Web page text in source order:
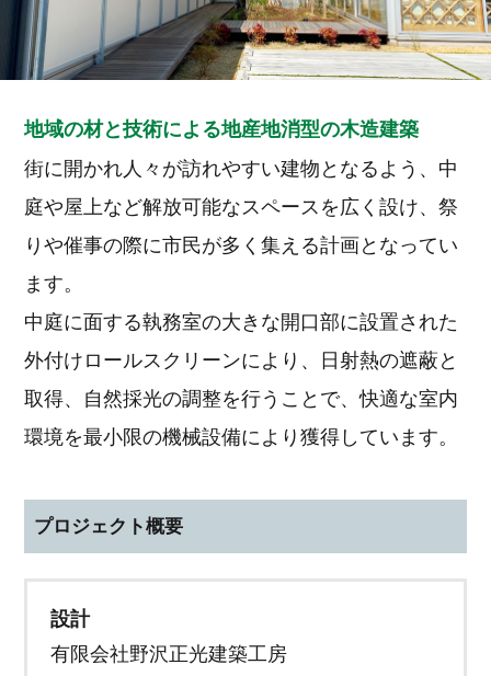
平日10:00～17:00
地域の材と技術による地産地消型の木造建築
街に開かれ人々が訪れやすい建物となるよう、中
庭や屋上など解放可能なスペースを広く設け、祭
りや催事の際に市民が多く集える計画となってい
ます。
中庭に面する執務室の大きな開口部に設置された
外付けロールスクリーンにより、日射熱の遮蔽と
取得、自然採光の調整を行うことで、快適な室内
環境を最小限の機械設備により獲得しています。
プロジェクト概要
設計
有限会社野沢正光建築工房